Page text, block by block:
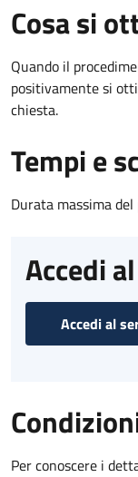
Cosa si
Quando il
positivamente si
chiesta.
Tempi e
Durata massima
Accedi
Accedi al
Per conoscere i